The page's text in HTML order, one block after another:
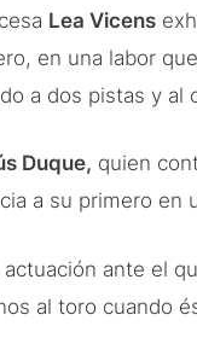
Lea Vicens
en una labor
a dos pistas y
Duque, quien
a su primero en
ante el
al toro cuando